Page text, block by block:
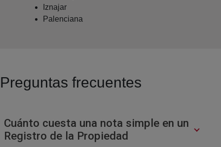
Iznajar
Palenciana
Preguntas frecuentes
Cuánto cuesta una nota simple en un
Registro de la Propiedad